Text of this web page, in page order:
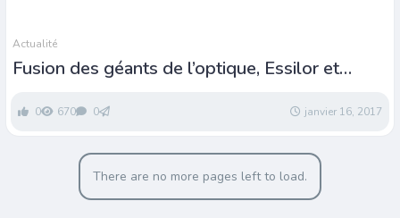
Actualité
Fusion des géants de l’optique, Essilor et
0 670 0 janvier 16, 2017
There are no more pages left to load.